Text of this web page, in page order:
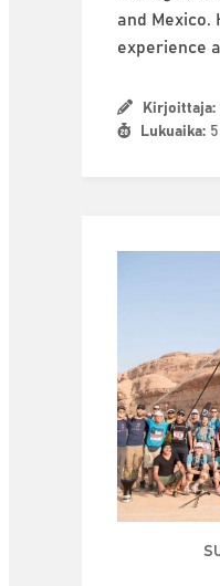
and
experience
Kirjoittaja:
Lukuaika: